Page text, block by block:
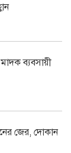
ব্যবসায়ী
জের, দোকান